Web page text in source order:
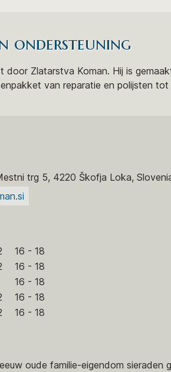
ondersteuning
door Zlatarstva Koman. Hij is
van reparatie en polijsten
trg 5, 4220 Škofja Loka,
16 - 18
16 - 18
16 - 18
16 - 18
16 - 18
oude familie-eigendom